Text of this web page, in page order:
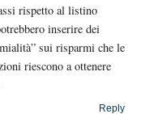
rispetto al listino
inserire dei
sui risparmi che le
riescono a ottenere
Reply